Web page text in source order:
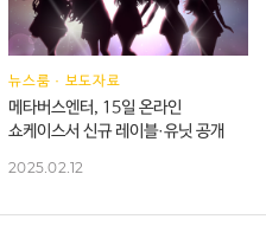
뉴스룸 · 보도자료
2025.02.12
메타버스엔터, 15일 온라인
쇼케이스서 신규 레이블·유닛 공개